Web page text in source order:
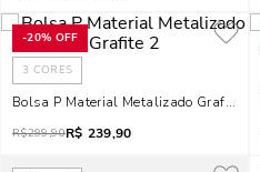
-20% OFF
3 CORES
Bolsa P Material Metalizado Grafite 2
R$299,90R$ 239,90